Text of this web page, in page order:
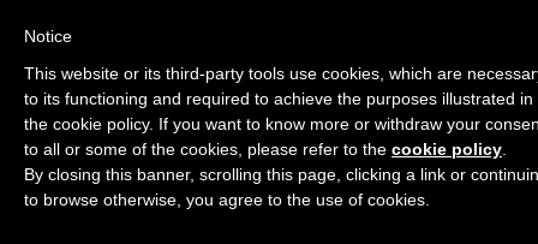
Forside
Firma
Tilbud
Produkter
Professionel våd & tør
Industri 230v
Industri 400v
Notice
This website or its third-party tools use cookies, which are
to its functioning and required to achieve the purposes illustrated in
the cookie policy. If you want to know more or withdraw your
to all or some of the cookies, please refer to the cookie policy
By closing this banner, scrolling this page, clicking a link or
to browse otherwise, you agree to the use of cookies.